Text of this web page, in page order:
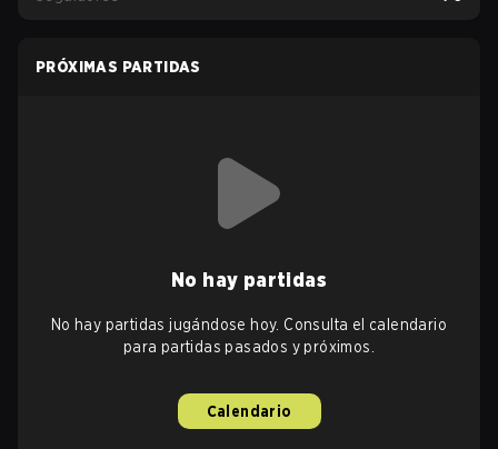
PRÓXIMAS PARTIDAS
No hay partidas
No hay partidas jugándose hoy. Consulta el calendario
para partidas pasados y próximos.
Calendario